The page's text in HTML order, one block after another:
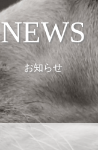
NEWS
お知らせ